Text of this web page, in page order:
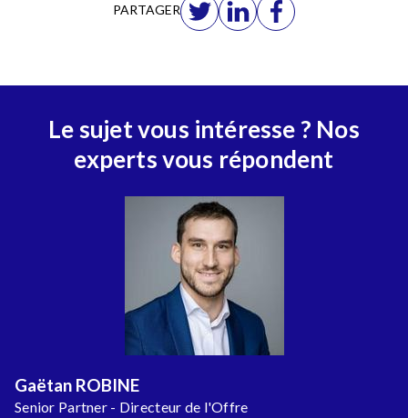
PARTAGER
Le sujet vous intéresse ? Nos
experts vous répondent
Gaëtan ROBINE
Senior Partner - Directeur de l'Offre